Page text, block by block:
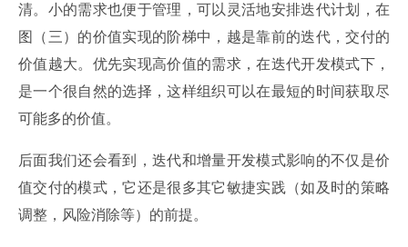
清。小的需求也便于管理，可以灵活地安排迭代计划，在
图（三）的价值实现的阶梯中，越是靠前的迭代，交付的
价值越大。优先实现高价值的需求，在迭代开发模式下，
是一个很自然的选择，这样组织可以在最短的时间获取尽
可能多的价值。
后面我们还会看到，迭代和增量开发模式影响的不仅是价
值交付的模式，它还是很多其它敏捷实践（如及时的策略
调整，风险消除等）的前提。